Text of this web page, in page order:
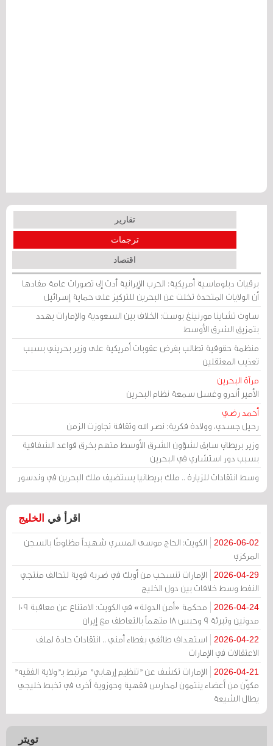
تقارير
ترجمات
اقتصاد
برقيات دبلوماسية أمريكية: الحرب الإيرانية أدت إلى تصورات عامة مفادها
أن الولايات المتحدة تخلت عن البحرين للتركيز على حماية إسرائيل
ساوث تشاينا مورنينغ بوست: الخلاف بين السعودية والإمارات يهدد
بتمزيق الشرق الأوسط
منظمة حقوقية تطالب بفرض عقوبات أمريكية على وزير بحريني بسبب
تعذيب المعتقلين
مرآة البحرين
الأمير أندرو وغسل سمعة نظام البحرين
أحمد رضي
رحيل جسدي، وولادة فكرية: نصر الله وثقافة تجاوزت الزمن
وزير بريطاني سابق لشؤون الشرق الأوسط متهم بخرق قواعد الشفافية
بسبب دور استشاري في البحرين
وسط انتقادات للزيارة .. ملك بريطانيا يستضيف ملك البحرين في وندسور
اقرأ في الخليج
2026-06-02
الكويت: الحاج موسى المسري شهيداً مظلومًا بالسجن
المركزي
2026-04-29
الإمارات تنسحب من أوبك في ضربة قوية لتحالف منتجي
النفط وسط خلافات بين دول الخليج
2026-04-24
محكمة «أمن الدولة» في الكويت: الامتناع عن معاقبة 109
مدونين وتبرئة 9 وحبس 18 متهماً بالتعاطف مع إيران
2026-04-22
استهداف طائفي بغطاء أمني .. انتقادات حادة لملف
الاعتقالات في الإمارات
2026-04-21
الإمارات تكشف عن "تنظيم إرهابي" مرتبط بـ"ولاية الفقيه"
مكوّن من أعضاء ينتمون لمدارس فقهية وحوزوية أخرى في تخبط خليجي
يطال الشيعة
تويتر